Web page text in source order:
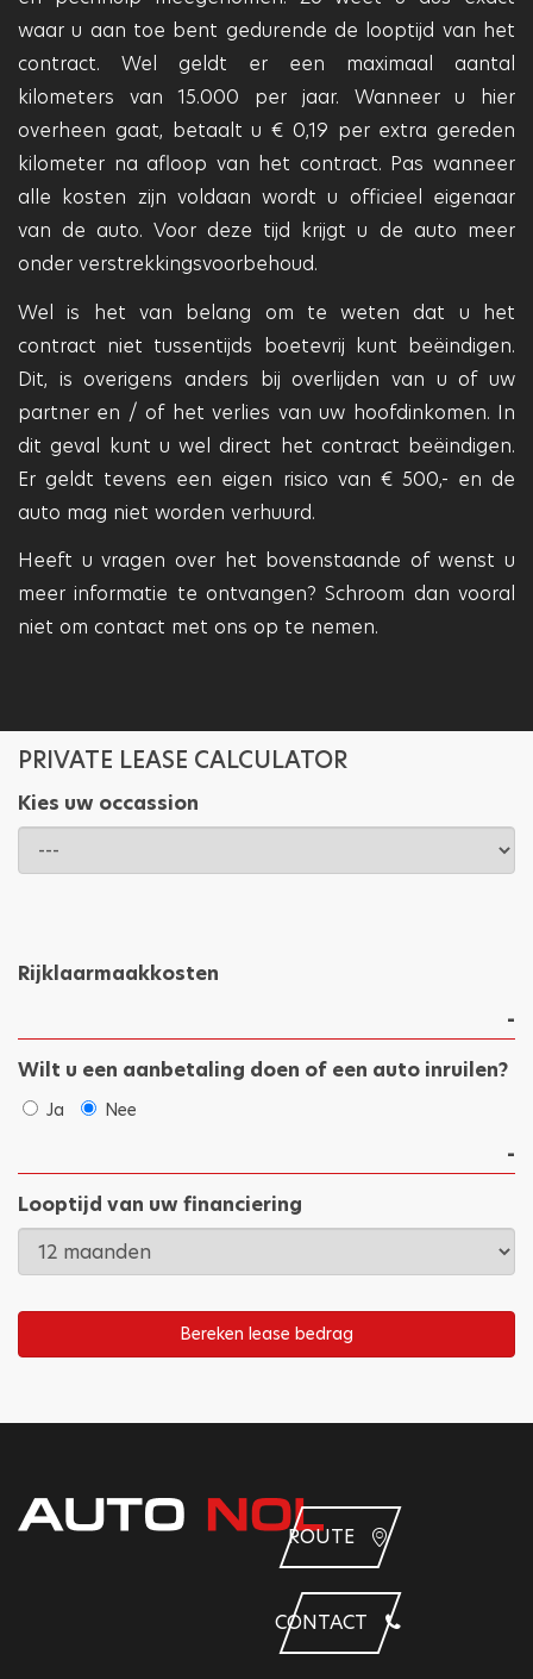
waar u aan toe bent gedurende de looptijd van het
contract. Wel geldt er een maximaal aantal
kilometers van 15.000 per jaar. Wanneer u hier
overheen gaat, betaalt u € 0,19 per extra gereden
kilometer na afloop van het contract. Pas wanneer
alle kosten zijn voldaan wordt u officieel eigenaar
van de auto. Voor deze tijd krijgt u de auto meer
onder verstrekkingsvoorbehoud.
Wel is het van belang om te weten dat u het
contract niet tussentijds boetevrij kunt beëindigen.
Dit, is overigens anders bij overlijden van u of uw
partner en / of het verlies van uw hoofdinkomen. In
dit geval kunt u wel direct het contract beëindigen.
Er geldt tevens een eigen risico van € 500,- en de
auto mag niet worden verhuurd.
Heeft u vragen over het bovenstaande of wenst u
meer informatie te ontvangen? Schroom dan vooral
niet om contact met ons op te nemen.
PRIVATE LEASE CALCULATOR
Kies uw occassion
Rijklaarmaakkosten
Wilt u een aanbetaling doen of een auto inruilen?
Ja Nee
Looptijd van uw financiering
Bereken lease bedrag
ROUTE
CONTACT